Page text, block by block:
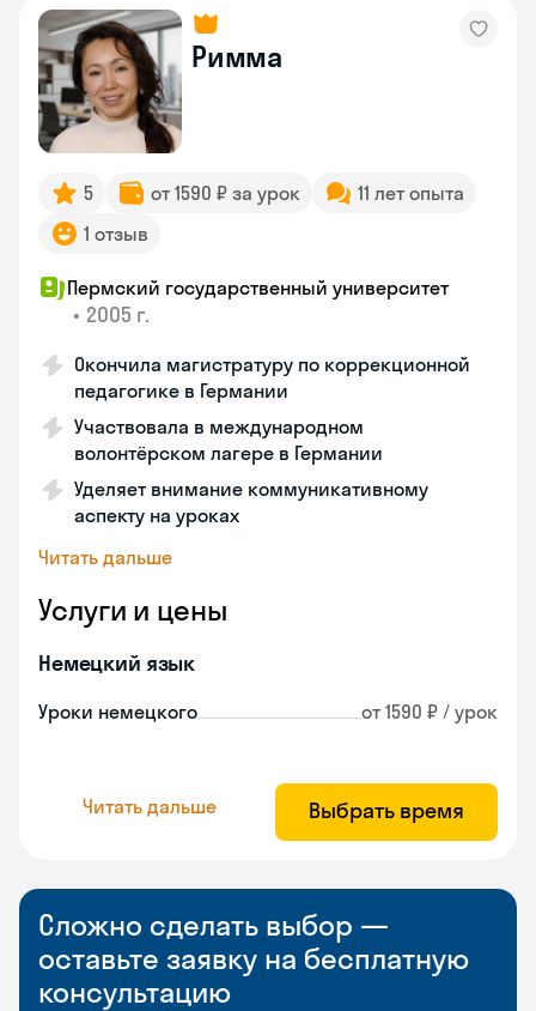
Римма
5 от 1590 ₽ за урок
11 лет опыта
1 отзыв
Пермский государственный университет
• 2005 г.
Окончила магистратуру по коррекционной
педагогике в Германии
Участвовала в международном
волонтёрском лагере в Германии
Уделяет внимание коммуникативному
аспекту на уроках
Читать дальше
Услуги и цены
Немецкий язык
Уроки немецкого от 1590 ₽ / урок
Читать дальше Выбрать время
Сложно сделать выбор —
оставьте заявку на бесплатную
консультацию